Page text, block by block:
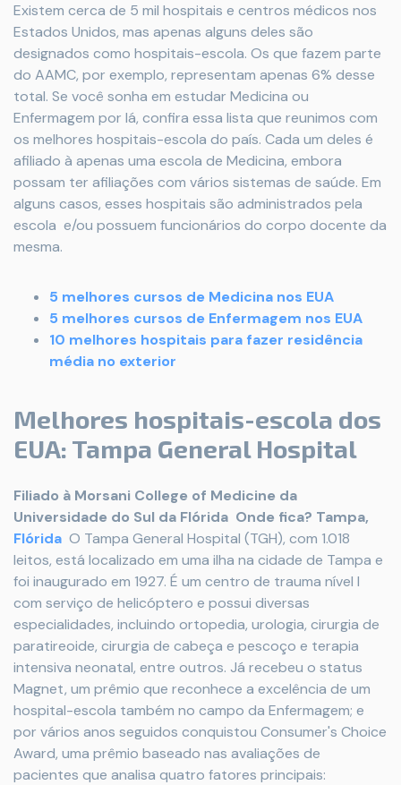
Existem cerca de 5 mil hospitais e centros médicos nos
Estados Unidos, mas apenas alguns deles são
designados como hospitais-escola. Os que fazem parte
do AAMC, por exemplo, representam apenas 6% desse
total. Se você sonha em estudar Medicina ou
Enfermagem por lá, confira essa lista que reunimos com
os melhores hospitais-escola do país. Cada um deles é
afiliado à apenas uma escola de Medicina, embora
possam ter afiliações com vários sistemas de saúde. Em
alguns casos, esses hospitais são administrados pela
escola e/ou possuem funcionários do corpo docente da
mesma.
5 melhores cursos de Medicina nos EUA
5 melhores cursos de Enfermagem nos EUA
10 melhores hospitais para fazer residência
média no exterior
Melhores hospitais-escola dos
EUA: Tampa General Hospital
Filiado à Morsani College of Medicine da
Universidade do Sul da Flórida Onde fica? Tampa,
Flórida O Tampa General Hospital (TGH), com 1.018
leitos, está localizado em uma ilha na cidade de Tampa e
foi inaugurado em 1927. É um centro de trauma nível I
com serviço de helicóptero e possui diversas
especialidades, incluindo ortopedia, urologia, cirurgia de
paratireoide, cirurgia de cabeça e pescoço e terapia
intensiva neonatal, entre outros. Já recebeu o status
Magnet, um prêmio que reconhece a excelência de um
hospital-escola também no campo da Enfermagem; e
por vários anos seguidos conquistou Consumer's Choice
Award, uma prêmio baseado nas avaliações de
pacientes que analisa quatro fatores principais: